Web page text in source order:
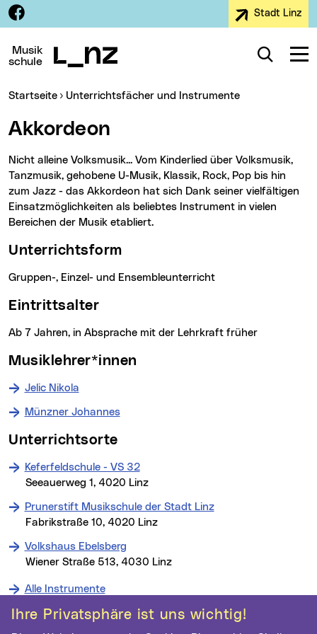
Ihre Privatsphäre ist uns wichtig!
Facebook Stadt Linz
Musik
schule
Suche
Sie sind hier:
Startseite Unterrichtsfächer und Instrumente
Akkordeon
Nicht alleine Volksmusik... Vom Kinderlied über Volksmusik,
Tanzmusik, gehobene U-Musik, Klassik, Rock, Pop bis hin
zum Jazz - das Akkordeon hat sich Dank seiner vielfältigen
Einsatzmöglichkeiten als beliebtes Instrument in vielen
Bereichen der Musik etabliert.
Unterrichtsform
Gruppen-, Einzel- und Ensembleunterricht
Eintrittsalter
ab 7 Jahren, in Absprache mit der Lehrkraft früher
Musiklehrer*innen
Jelic Nikola
Münzner Johannes
Unterrichtsorte
Keferfeldschule - VS 32
Seeauerweg 1, 4020 Linz
Prunerstift Musikschule der Stadt Linz
Fabrikstraße 10, 4020 Linz
Volkshaus Ebelsberg
Wiener Straße 513, 4030 Linz
Alle Instrumente
Weitere Informationen
Kontakt